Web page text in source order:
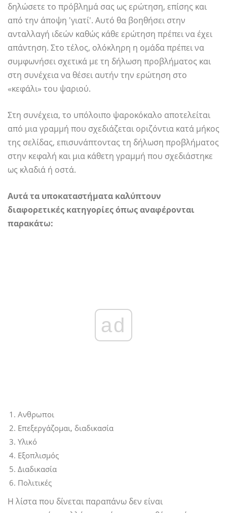
δηλώσετε το πρόβλημά σας ως ερώτηση, επίσης και
από την άποψη 'γιατί'. Αυτό θα βοηθήσει στην
ανταλλαγή ιδεών καθώς κάθε ερώτηση πρέπει να έχει
απάντηση. Στο τέλος, ολόκληρη η ομάδα πρέπει να
συμφωνήσει σχετικά με τη δήλωση προβλήματος και
στη συνέχεια να θέσει αυτήν την ερώτηση στο
«κεφάλι» του ψαριού.
Στη συνέχεια, το υπόλοιπο ψαροκόκαλο αποτελείται
από μια γραμμή που σχεδιάζεται οριζόντια κατά μήκος
της σελίδας, επισυνάπτοντας τη δήλωση προβλήματος
στην κεφαλή και μια κάθετη γραμμή που σχεδιάστηκε
ως κλαδιά ή οστά.
Αυτά τα υποκαταστήματα καλύπτουν
διαφορετικές κατηγορίες όπως αναφέρονται
παρακάτω:
ad
Ανθρωποι
Επεξεργάζομαι, διαδικασία
Υλικό
Εξοπλισμός
Διαδικασία
Πολιτικές
Η λίστα που δίνεται παραπάνω δεν είναι